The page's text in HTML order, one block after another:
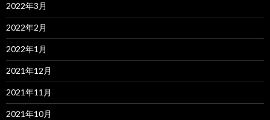
2022年3月
2022年2月
2022年1月
2021年12月
2021年11月
2021年10月